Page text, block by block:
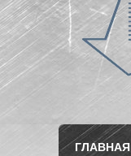
ГЛАВНАЯ